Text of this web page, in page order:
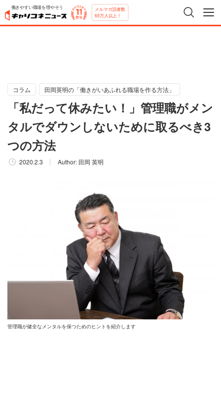
働きやすい職場を増やそう メルマガ読者数
65万人以上！
コラム 田岡英明の「働きがいあふれる職場を作る方法」
「私だって休みたい！」管理職がメン
タルでダウンしないために取るべき3
つの方法
2020.2.3 Author: 田岡 英明
管理職が健全なメンタルを保つためのヒントを紹介します